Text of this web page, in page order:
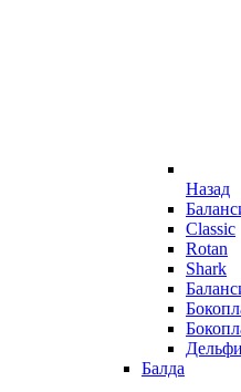
Назад
Classic
Rotan
Shark
Балда